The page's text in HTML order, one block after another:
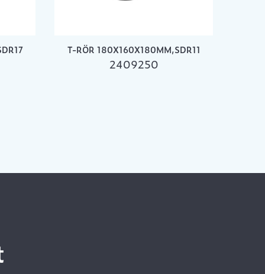
T-RÖR 180X160X180MM,SDR11
2409250